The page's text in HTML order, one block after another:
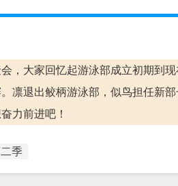
，大家回忆起游泳部成立初期到
凛退出鲛柄游泳部，似鸟担任新
力前进吧！
季